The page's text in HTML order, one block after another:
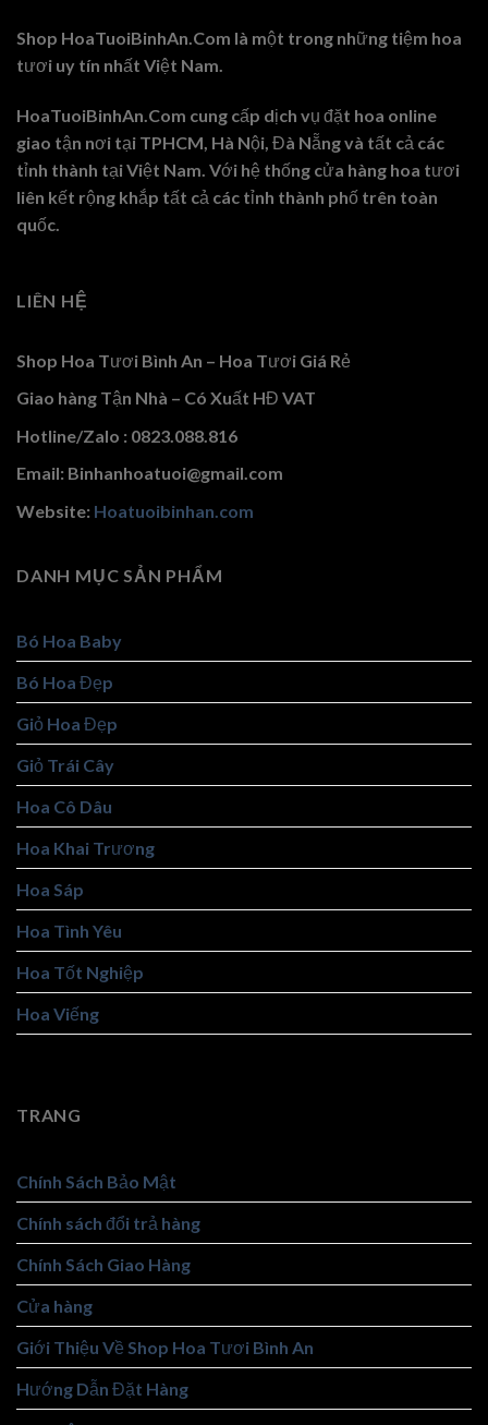
Shop HoaTuoiBinhAn.Com là một trong những tiệm hoa
tươi uy tín nhất Việt Nam.
HoaTuoiBinhAn.Com cung cấp dịch vụ đặt hoa online
giao tận nơi tại TPHCM, Hà Nội, Đà Nẵng và tất cả các
tỉnh thành tại Việt Nam. Với hệ thống cửa hàng hoa tươi
liên kết rộng khắp tất cả các tỉnh thành phố trên toàn
quốc.
LIÊN HỆ
Shop Hoa Tươi Bình An – Hoa Tươi Giá Rẻ
Giao hàng Tận Nhà – Có Xuất HĐ VAT
Hotline/Zalo : 0823.088.816
Email: Binhanhoatuoi@gmail.com
Website: Hoatuoibinhan.com
DANH MỤC SẢN PHẨM
Bó Hoa Baby
Bó Hoa Đẹp
Giỏ Hoa Đẹp
Giỏ Trái Cây
Hoa Cô Dâu
Hoa Khai Trương
Hoa Sáp
Hoa Tình Yêu
Hoa Tốt Nghiệp
Hoa Viếng
TRANG
Chính Sách Bảo Mật
Chính sách đổi trả hàng
Chính Sách Giao Hàng
Cửa hàng
Giới Thiệu Về Shop Hoa Tươi Bình An
Hướng Dẫn Đặt Hàng